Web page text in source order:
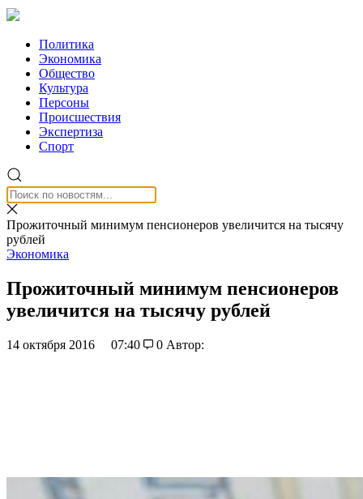
Политика
Экономика
Общество
Культура
Персоны
Происшествия
Экспертиза
Спорт
Прожиточный минимум пенсионеров увеличится на тысячу
рублей
Экономика
Прожиточный минимум пенсионеров
увеличится на тысячу рублей
14 октября 2016 07:40 0 Автор: